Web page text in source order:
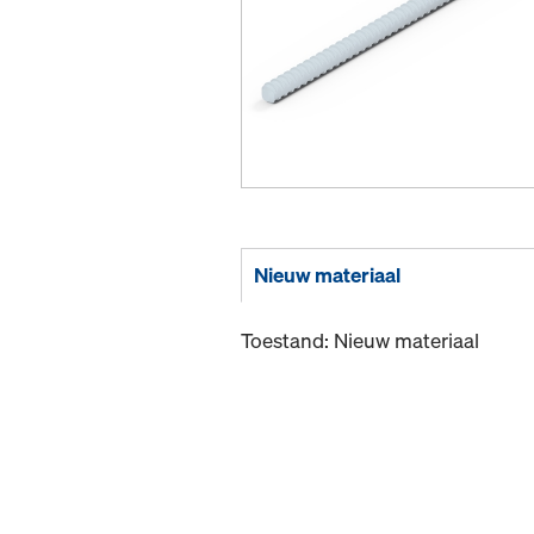
Nieuw materiaal
Toestand: Nieuw materiaal